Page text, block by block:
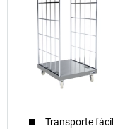
Transporte